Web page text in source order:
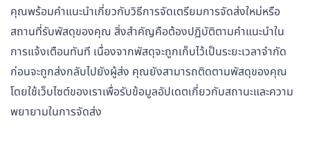
คุณพร้อมคำแนะนำเกี่ยวกับวิธีการจัดเตรียมการจัดส่งใหม่หรือ
สถานที่รับพัสดุของคุณ สิ่งสำคัญคือต้องปฏิบัติตามคำแนะนำใน
การแจ้งเตือนทันที เนื่องจากพัสดุจะถูกเก็บไว้เป็นระยะเวลาจำกัด
ก่อนจะถูกส่งกลับไปยังผู้ส่ง คุณยังสามารถติดตามพัสดุของคุณ
โดยใช้เว็บไซต์ของเราเพื่อรับข้อมูลอัปเดตเกี่ยวกับสถานะและความ
พยายามในการจัดส่ง